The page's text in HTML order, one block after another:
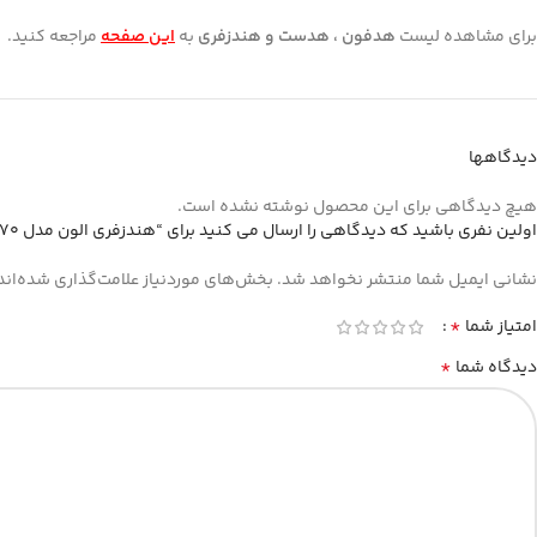
برای مشاهده لیست هدفون ، هدست و هندزفری بهاین صفحهمراجعه کنید.
دیدگاهها
هیچ دیدگاهی برای این محصول نوشته نشده است.
اولین نفری باشید که دیدگاهی را ارسال می کنید برای “هندزفری الون مدل ELEVEN HF70”
نشانی ایمیل شما منتشر نخواهد شد. بخش‌های موردنیاز علامت‌گذاری
امتیاز شما *
دیدگاه شما *